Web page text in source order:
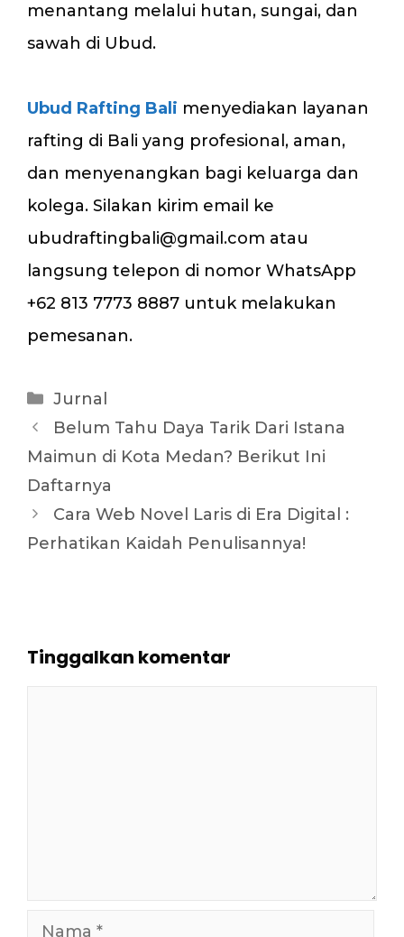
menantang melalui hutan, sungai, dan
sawah di Ubud.
Ubud Rafting Bali menyediakan layanan
rafting di Bali yang profesional, aman,
dan menyenangkan bagi keluarga dan
kolega. Silakan kirim email ke
ubudraftingbali@gmail.com atau
langsung telepon di nomor WhatsApp
+62 813 7773 8887 untuk melakukan
pemesanan.
Kategori
Jurnal
Belum Tahu Daya Tarik Dari Istana
Maimun di Kota Medan? Berikut Ini
Daftarnya
Cara Web Novel Laris di Era Digital :
Perhatikan Kaidah Penulisannya!
Tinggalkan komentar
Nama